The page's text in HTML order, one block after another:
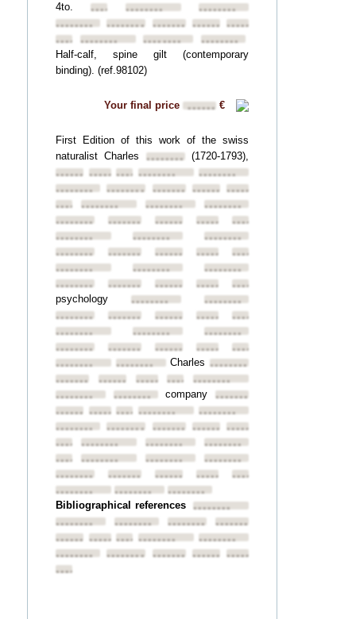
4to.••••••••••••••••
••••••••
••••••••
•••••••• •••••••• ••••••••••••••••
•••••••••••••••• ••••••••
••••••••
Half-calf, spine gilt (contemporary
binding). (ref.98102)
Your final price •••••• €
First Edition of this work of the swiss
naturalist Charles •••••••• (1720-1793),
••••••••••••••••••••••••••••••••
••••••••
••••••••
•••••••• •••••••• ••••••••••••••••
•••••••••••••••• ••••••••
••••••••
••••••••
•••••••• •••••••• ••••••••••••••••
••••••••
••••••••
••••••••
••••••••
•••••••• •••••••• ••••••••••••••••
••••••••
••••••••
••••••••
••••••••
•••••••• •••••••• ••••••••••••••••
psychology ••••••••
••••••••
••••••••
•••••••• •••••••• ••••••••••••••••
••••••••
••••••••
••••••••
••••••••
•••••••• •••••••• ••••••••••••••••
••••••••
•••••••• Charles••••••••
••••••••
••••••••••••••••••••••••••••••••
••••••••
•••••••• company••••••••
••••••••••••••••••••••••••••••••
••••••••
••••••••
•••••••• •••••••• ••••••••••••••••
•••••••••••••••• ••••••••
••••••••
•••••••••••••••• ••••••••
••••••••
••••••••
•••••••• •••••••• ••••••••••••••••
••••••••
••••••••
••••••••
Bibliographical references ••••••••
••••••••
•••••••• ••••••••
••••••••
••••••••••••••••••••••••••••••••
••••••••
••••••••
•••••••• •••••••• ••••••••••••••••
••••••••